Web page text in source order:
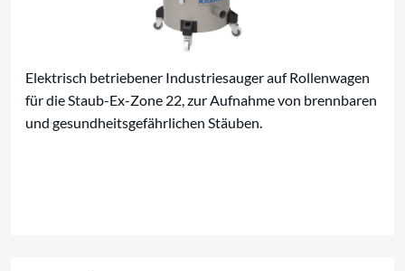
Elektrisch betriebener Industriesauger auf Rollenwagen
für die Staub-Ex-Zone 22, zur Aufnahme von brennbaren
und gesundheitsgefährlichen Stäuben.